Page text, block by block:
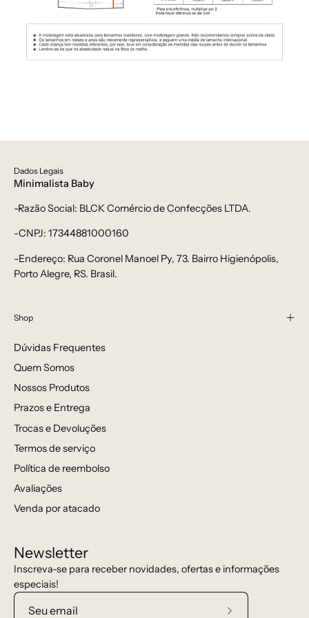
Dados Legais
Minimalista Baby
-Razão Social: BLCK Comércio de Confecções LTDA.
-CNPJ: 17344881000160
-Endereço: Rua Coronel Manoel Py, 73. Bairro Higienópolis,
Porto Alegre, RS. Brasil.
Shop
Dúvidas Frequentes
Quem Somos
Nossos Produtos
Prazos e Entrega
Trocas e Devoluções
Termos de serviço
Política de reembolso
Avaliações
Venda por atacado
Newsletter
Inscreva-se para receber novidades, ofertas e informações
especiais!